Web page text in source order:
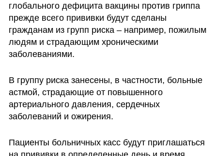
глобального дефицита вакцины против гриппа
прежде всего прививки будут сделаны
гражданам из групп риска – например, пожилым
людям и страдающим хроническими
заболеваниями.
В группу риска занесены, в частности, больные
астмой, страдающие от повышенного
артериального давления, сердечных
заболеваний и ожирения.
Пациенты больничных касс будут приглашаться